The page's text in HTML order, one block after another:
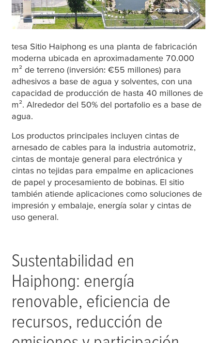
tesa Sitio Haiphong es una planta de fabricación
moderna ubicada en aproximadamente 70.000
m² de terreno (inversión: €55 millones) para
adhesivos a base de agua y solventes, con una
capacidad de producción de hasta 40 millones de
m². Alrededor del 50% del portafolio es a base de
agua.
Los productos principales incluyen cintas de
arnesado de cables para la industria automotriz,
cintas de montaje general para electrónica y
cintas no tejidas para empalme en aplicaciones
de papel y procesamiento de bobinas. El sitio
también atiende aplicaciones como soluciones de
impresión y embalaje, energía solar y cintas de
uso general.
Sustentabilidad en
Haiphong: energía
renovable, eficiencia de
recursos, reducción de